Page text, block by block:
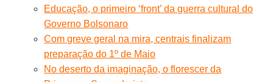
Educação, o primeiro ‘front’ da guerra cultural do
Governo Bolsonaro
Com greve geral na mira, centrais finalizam
preparação do 1º de Maio
No deserto da imaginação, o florescer da